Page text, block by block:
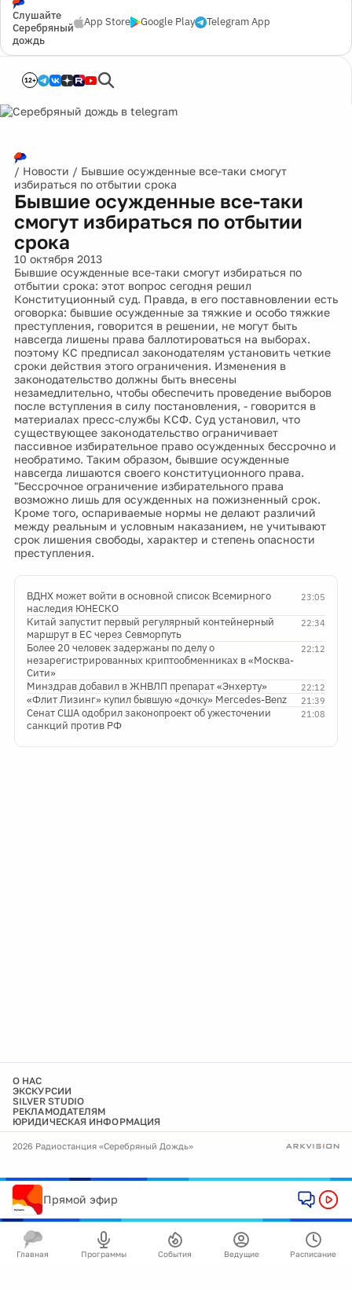
Слушайте
Серебряный
дождь
App Store Google Play Telegram App
12+
/ Новости / Бывшие осужденные все-таки смогут
избираться по отбытии срока
Бывшие осужденные все-таки
смогут избираться по отбытии
срока
10 октября 2013
Бывшие осужденные все-таки смогут избираться по
отбытии срока: этот вопрос сегодня решил
Конституционный суд. Правда, в его поставновлении есть
оговорка: бывшие осужденные за тяжкие и особо тяжкие
преступления, говорится в решении, не могут быть
навсегда лишены права баллотироваться на выборах.
поэтому КС предписал законодателям установить четкие
сроки действия этого ограничения. Изменения в
законодательство должны быть внесены
незамедлительно, чтобы обеспечить проведение выборов
после вступления в силу постановления, - говорится в
материалах пресс-службы КСФ. Суд установил, что
существующее законодательство ограничивает
пассивное избирательное право осужденных бессрочно и
необратимо. Таким образом, бывшие осужденные
навсегда лишаются своего конституционного права.
"Бессрочное ограничение избирательного права
возможно лишь для осужденных на пожизненный срок.
Кроме того, оспариваемые нормы не делают различий
между реальным и условным наказанием, не учитывают
срок лишения свободы, характер и степень опасности
преступления.
23:05
ВДНХ может войти в основной список Всемирного
наследия ЮНЕСКО
22:34
Китай запустит первый регулярный контейнерный
маршрут в ЕС через Севморпуть
22:12
Более 20 человек задержаны по делу о
незарегистрированных криптообменниках в «Москва-
Сити»
22:12
Минздрав добавил в ЖНВЛП препарат «Энхерту»
21:39
«Флит Лизинг» купил бывшую «дочку» Mercedes-Benz
21:08
Сенат США одобрил законопроект об ужесточении
санкций против РФ
О НАС
ЭКСКУРСИИ
SILVER STUDIO
РЕКЛАМОДАТЕЛЯМ
ЮРИДИЧЕСКАЯ ИНФОРМАЦИЯ
2026 Радиостанция «Серебряный Дождь»
Прямой эфир
Главная Программы События Ведущие Расписание